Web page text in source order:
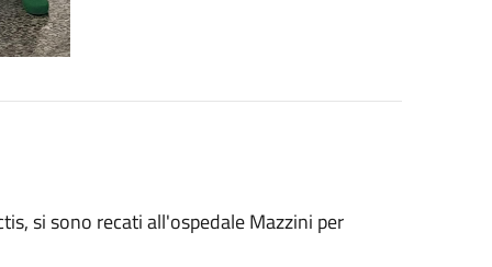
si sono recati all'ospedale Mazzini per